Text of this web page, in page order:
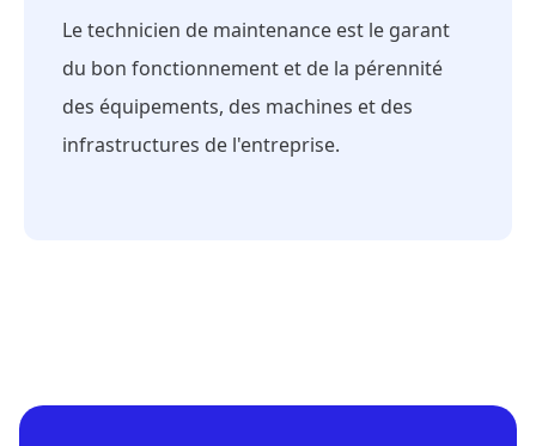
Le technicien de maintenance est le garant
du bon fonctionnement et de la pérennité
des équipements, des machines et des
infrastructures de l'entreprise.